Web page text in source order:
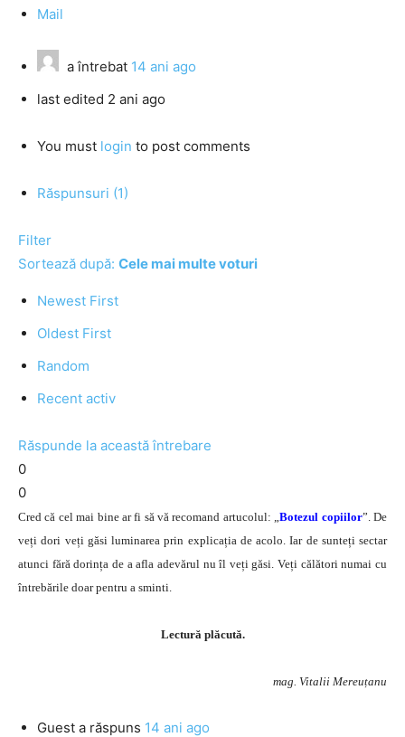
Mail
a întrebat 14 ani ago
last edited 2 ani ago
You must login to post comments
Răspunsuri (1)
Filter
Sortează după: Cele mai multe voturi
Newest First
Oldest First
Random
Recent activ
Răspunde la această întrebare
0
0
Cred că cel mai bine ar fi să vă recomand artucolul: „Botezul copiilor”. De
veți dori veți găsi luminarea prin explicația de acolo. Iar de sunteți sectar
atunci fără dorința de a afla adevărul nu îl veți găsi. Veți călători numai cu
întrebările doar pentru a sminti.
Lectură plăcută.
mag. Vitalii Mereuțanu
Guest a răspuns 14 ani ago